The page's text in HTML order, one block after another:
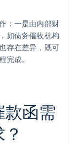
：一是由内部财
如债务催收机构
存在差异，既可
完成。
款函需